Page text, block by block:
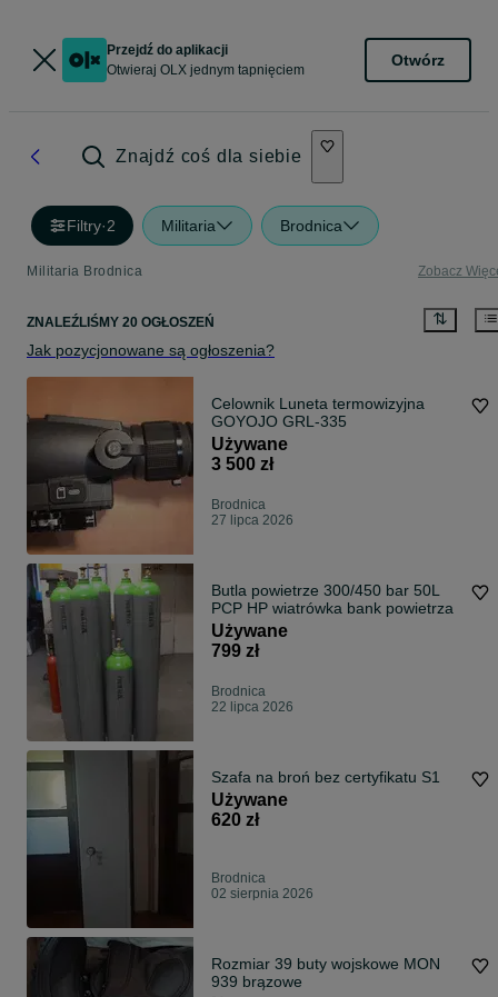
Przejdź do aplikacji
Otwieraj OLX jednym tapnięciem
Otwórz
Znajdź coś dla siebie
Filtry·2 Militaria Brodnica
Militaria Brodnica Zobacz
ZNALEŹLIŚMY 20 OGŁOSZEŃ
Jak pozycjonowane są ogłoszenia?
Celownik Luneta termowizyjna
GOYOJO GRL-335
Używane
3 500 zł
Brodnica
27 lipca 2026
Butla powietrze 300/450 bar 50L
PCP HP wiatrówka bank powietrza
Używane
799 zł
Brodnica
22 lipca 2026
Szafa na broń bez certyfikatu S1
Używane
620 zł
Brodnica
02 sierpnia 2026
Rozmiar 39 buty wojskowe MON
939 brązowe